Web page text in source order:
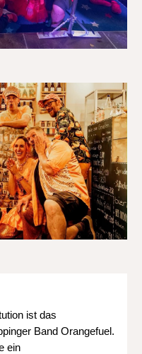
ist das
Band Orangefuel.
ein